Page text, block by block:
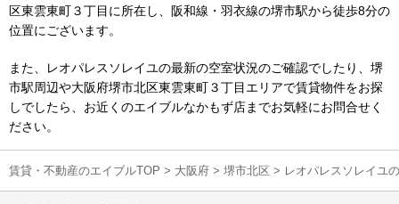
区東雲東町３丁目に所在し、阪和線・羽衣線の堺市駅から徒歩8分の
位置にございます。
また、レオパレスソレイユの最新の空室状況のご確認でしたり、堺
市駅周辺や大阪府堺市北区東雲東町３丁目エリアで賃貸物件をお探
しでしたら、お近くのエイブルなかもず店までお気軽にお問合せく
ださい。
賃貸・不動産のエイブルTOP > 大阪府 > 堺市北区 > レオパレスソレイユ